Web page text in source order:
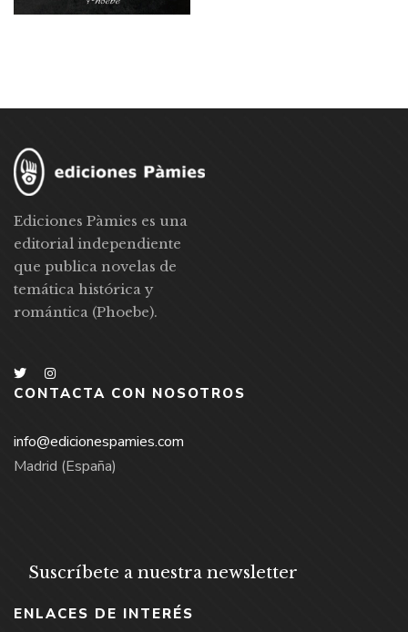
Ediciones Pàmies es una
editorial independiente
que publica novelas de
temática histórica y
romántica (Phoebe).
CONTACTA CON NOSOTROS
info@edicionespamies.com
Madrid (España)
Suscríbete a nuestra newsletter
ENLACES DE INTERÉS